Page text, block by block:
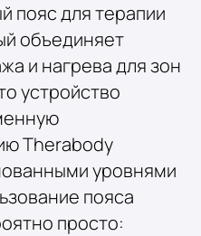
пояс для терапии
объединяет
и нагрева для зон
устройство
Therabody
уровнями
пояса
просто: